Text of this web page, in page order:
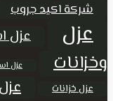
شركة اكيد جروب
عزل عزل
وخزانات
عزل
عزل خزانات